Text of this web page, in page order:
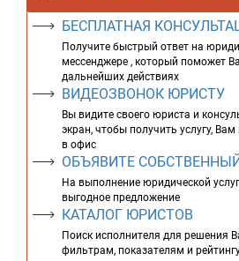
БЕСПЛАТНАЯ
Получите быстрый ответ на
мессенджере , который поможет
дальнейших действиях
ВИДЕОЗВОНОК ЮРИСТУ
Вы видите своего юриста и
экран, чтобы получить услугу,
в офис
ОБЪЯВИТЕ
На выполнение юридической
выгодное предложение
КАТАЛОГ ЮРИСТОВ
Поиск исполнителя для решения
фильтрам, показателям и